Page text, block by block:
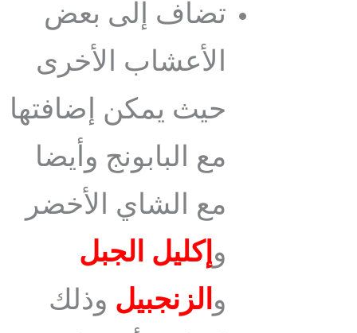
تضاف إلى بعض
الأعشاب الأخرى
حيث يمكن إضافتها
مع البابونج وأيضا
مع الشاي الأخضر
وإكليل الجبل
والزنجبيل وذلك